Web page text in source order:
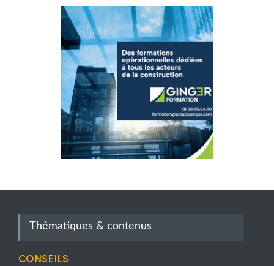
Thématiques & contenus
Conseils